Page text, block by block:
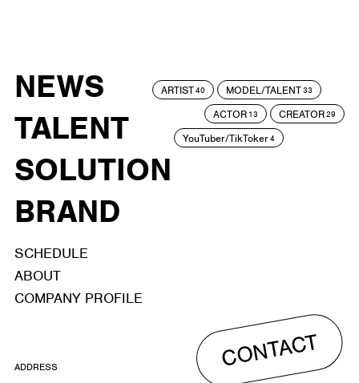
NEWS
TALENT
SOLUTION
BRAND
ARTIST40 MODEL/TALENT33
ACTOR 13 CREATOR29
YouTuber/TikToker4
SCHEDULE
ABOUT
COMPANY PROFILE
CONTACT
ADDRESS